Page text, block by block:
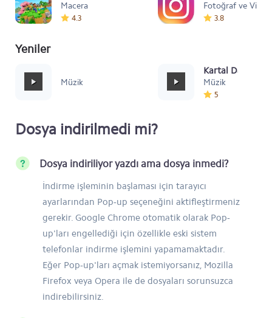
Macera
4.3
Fotoğraf ve Video
3.8
Yeniler
Müzik
Kartal Dansı
Müzik
5
Dosya indirilmedi mi?
Dosya indiriliyor yazdı ama dosya inmedi?
İndirme işleminin başlaması için tarayıcı
ayarlarından Pop-up seçeneğini aktifleştirmeniz
gerekir. Google Chrome otomatik olarak Pop-
up'ları engellediği için özellikle eski sistem
telefonlar indirme işlemini yapamamaktadır.
Eğer Pop-up'ları açmak istemiyorsanız, Mozilla
Firefox veya Opera ile de dosyaları sorunsuzca
indirebilirsiniz.